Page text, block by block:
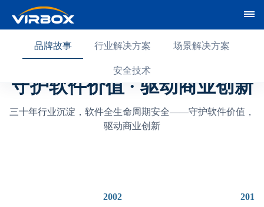
品牌故事 行业解决方案 场景解决方案
安全技术
守护软件价值 · 驱动商业创新
三十年行业沉淀，软件全生命周期安全——守护软件价值，
驱动商业创新
2002 2016